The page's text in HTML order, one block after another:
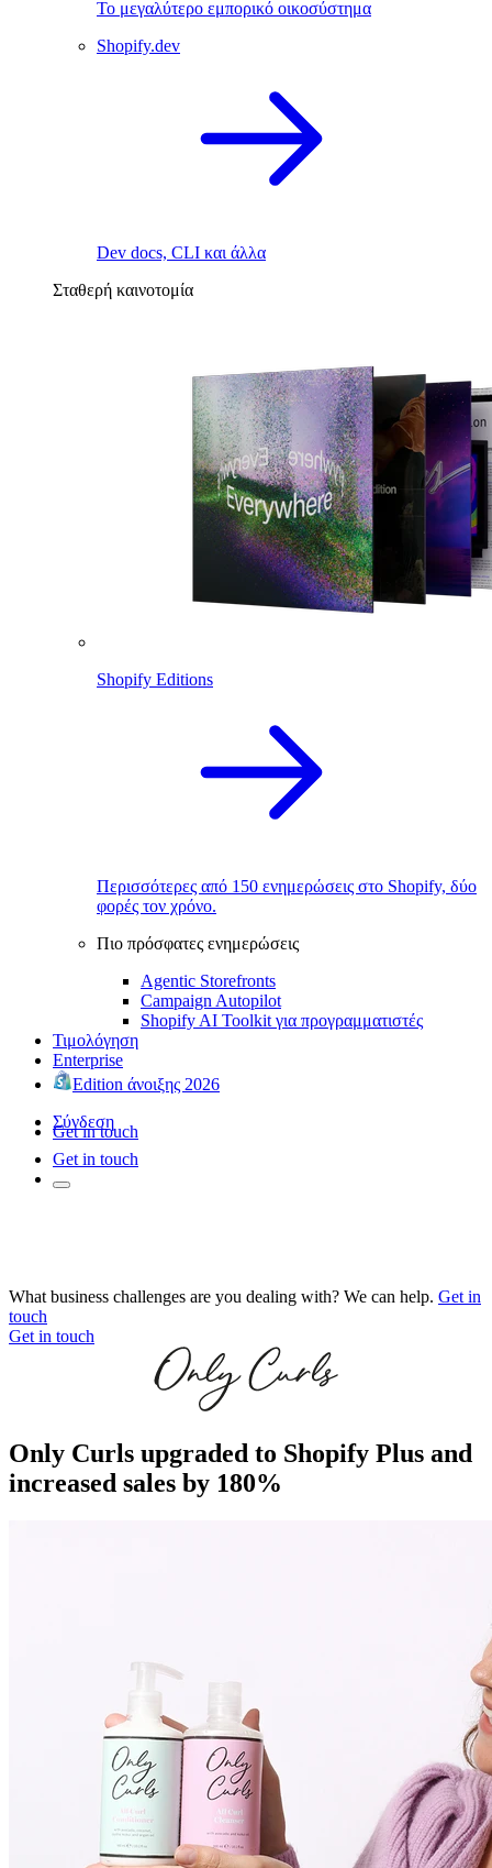
Το μεγαλύτερο εμπορικό οικοσύστημα
Shopify.dev
Dev docs, CLI και άλλα
Σταθερή καινοτομία
Shopify Editions
Περισσότερες από 150 ενημερώσεις στο Shopify, δύο
φορές τον χρόνο.
Πιο πρόσφατες ενημερώσεις
Agentic Storefronts
Campaign Autopilot
Shopify AI Toolkit για προγραμματιστές
Τιμολόγηση
Enterprise
Edition άνοιξης 2026
Σύνδεση
Get in touch
Get in touch
What business challenges are you dealing with? We can help. Get in
touch
Get in touch
Only Curls upgraded to Shopify Plus and
increased sales by 180%